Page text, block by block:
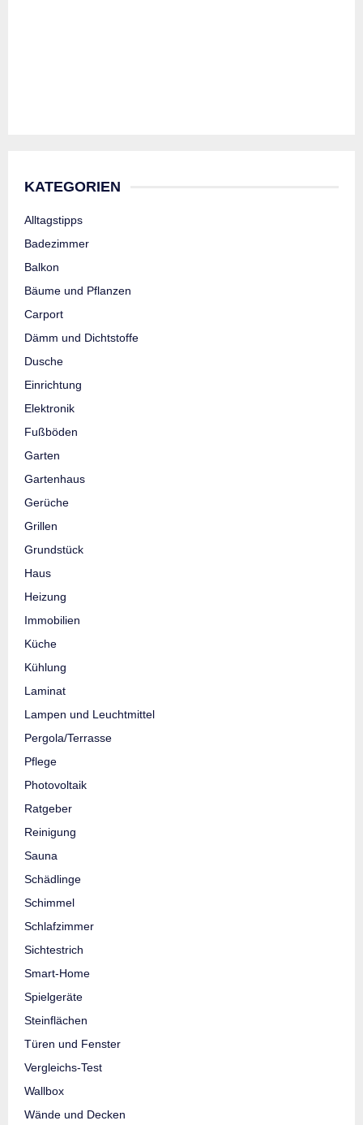
KATEGORIEN
Alltagstipps
Badezimmer
Balkon
Bäume und Pflanzen
Carport
Dämm und Dichtstoffe
Dusche
Einrichtung
Elektronik
Fußböden
Garten
Gartenhaus
Gerüche
Grillen
Grundstück
Haus
Heizung
Immobilien
Küche
Kühlung
Laminat
Lampen und Leuchtmittel
Pergola/Terrasse
Pflege
Photovoltaik
Ratgeber
Reinigung
Sauna
Schädlinge
Schimmel
Schlafzimmer
Sichtestrich
Smart-Home
Spielgeräte
Steinflächen
Türen und Fenster
Vergleichs-Test
Wallbox
Wände und Decken